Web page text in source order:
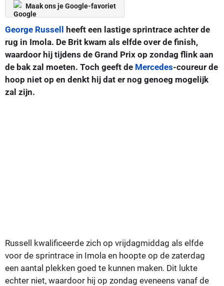
Maak ons je Google-favoriet
George Russell heeft een lastige sprintrace achter de
rug in Imola. De Brit kwam als elfde over de finish,
waardoor hij tijdens de Grand Prix op zondag flink aan
de bak zal moeten. Toch geeft de Mercedes-coureur de
hoop niet op en denkt hij dat er nog genoeg mogelijk
zal zijn.
Russell kwalificeerde zich op vrijdagmiddag als elfde
voor de sprintrace in Imola en hoopte op de zaterdag
een aantal plekken goed te kunnen maken. Dit lukte
echter niet, waardoor hij op zondag eveneens vanaf de